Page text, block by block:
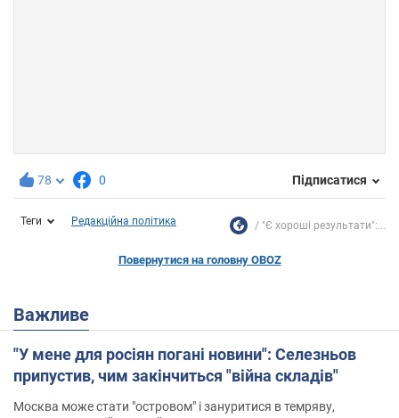
78 0 Підписатися
Теги Редакційна політика "Є хороші результати":...
Повернутися на головну OBOZ
Важливе
"У мене для росіян погані новини": Селезньов
припустив, чим закінчиться "війна складів"
Москва може стати "островом" і зануритися в темряву,